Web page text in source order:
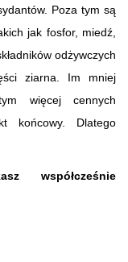
Poza tym są
jak fosfor, miedź,
odżywczych
ziarna. Im mniej
więcej cennych
końcowy. Dlatego
współcześnie